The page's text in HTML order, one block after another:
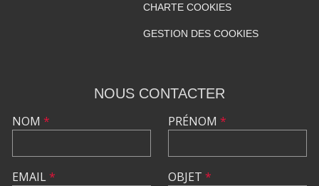
CHARTE COOKIES
GESTION DES COOKIES
NOUS CONTACTER
NOM *
EMAIL*
PRÉNOM *
OBJET *